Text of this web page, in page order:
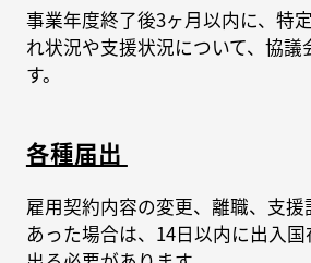
事業年度終了後3ヶ月以内に、特
れ状況や支援状況について、協議
す。
各種届出
雇用契約内容の変更、離職、支
あった場合は、14日以内に出入